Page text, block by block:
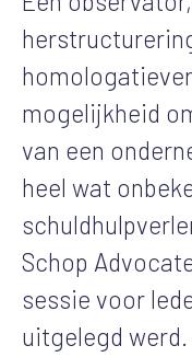
mogelijkheid
van een
heel wat
Schop
sessie voor
uitgelegd werd.